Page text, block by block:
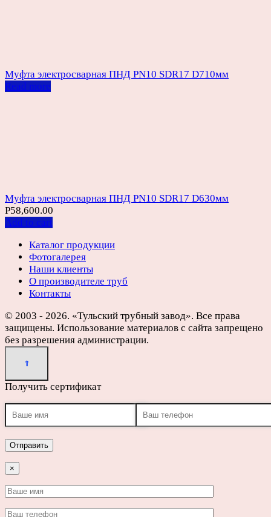
Муфта электросварная ПНД PN10 SDR17 D710мм
Read more
Муфта электросварная ПНД PN10 SDR17 D630мм
Р58,600.00
Add to cart
Каталог продукции
Фотогалерея
Наши клиенты
О производителе труб
Контакты
© 2003 - 2026. «Тульский трубный завод». Все права
защищены. Использование материалов с сайта запрещено
без разрешения администрации.
Получить сертификат
×